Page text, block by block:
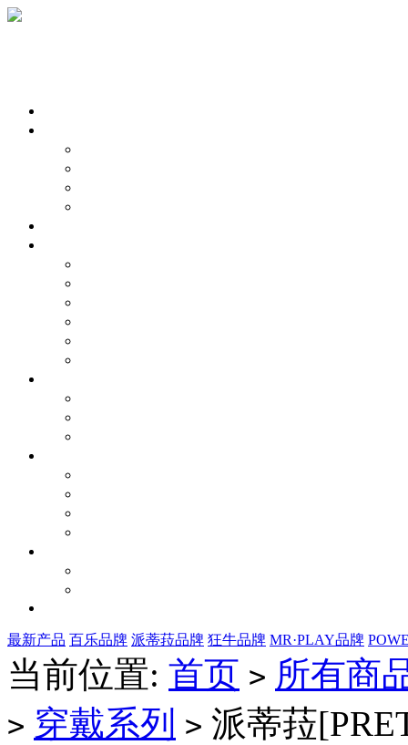
最新产品 百乐品牌 派蒂菈品牌 狂牛品牌 MR·PLAY品牌
当前位置: 首页 > 所有商
> 穿戴系列 > 派蒂菈